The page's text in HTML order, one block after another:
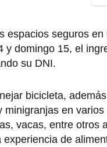
espacios seguros
y domingo 15, el
su DNI.
bicicleta,
minigranjas en
vacas, entre
de